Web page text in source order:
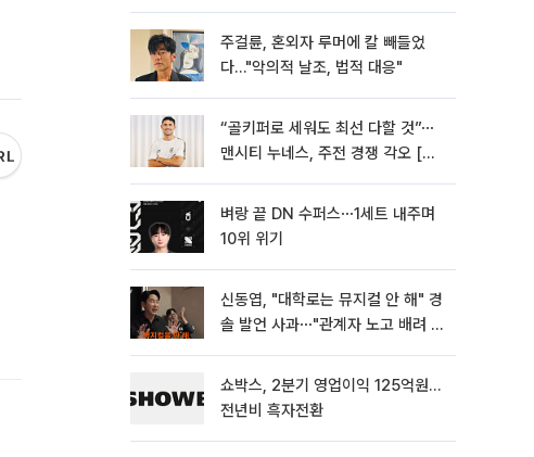
주걸륜, 혼외자 루머에 칼 빼들었
다…"악의적 날조, 법적 대응"
“골키퍼로 세워도 최선 다할 것”⋯
맨시티 누네스, 주전 경쟁 각오 [인
벼랑 끝 DN 수퍼스⋯1세트 내주며
10위 위기
신동엽, "대학로는 뮤지컬 안 해" 경
솔 발언 사과⋯"관계자 노고 배려 못
쇼박스, 2분기 영업이익 125억원…
전년비 흑자전환